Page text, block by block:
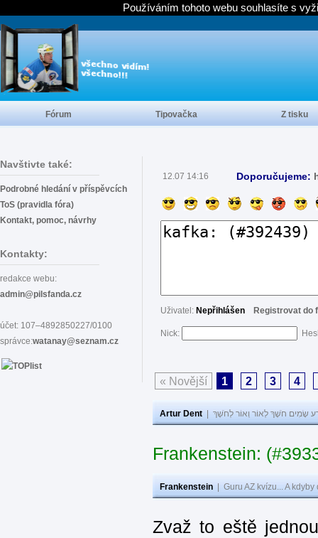
Navštivte také:
Podrobné hledání v příspěvcích
ToS (pravidla fóra)
Kontakt, pomoc, návrhy
Kontakty:
redakce webu:
admin@pilsfanda.cz
účet: 107–4892850227/0100
správce:watanay@seznam.cz
12.07 14:16 Doporučujeme:
Uživatel: Nepřihlášen Registrovat do
Nick:
« Novější 1 2 3 4
Artur Dent שָׂמִים חֹשֶׁךְ לְאוֹר וְאוֹר לְחֹשֶׁךְ
Frankenstein:
Frankenstein Guru AZ kvízu... A
Zvaž to eště
Fórum Tipovačka Z tisku
Používáním tohoto webu souhlasíte s